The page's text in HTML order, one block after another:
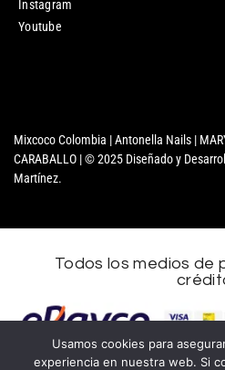
Instagram
Youtube
Mixcoco Colombia | Antonella Nails |
CARABALLO | © 2025 Diseñado y
Martínez.
Todos los medios de
Usamos cookies para
experiencia en nuestra web. Si